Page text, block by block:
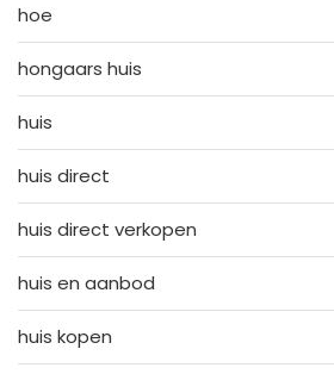
hoe
hongaars huis
huis
huis direct
huis direct verkopen
huis en aanbod
huis kopen